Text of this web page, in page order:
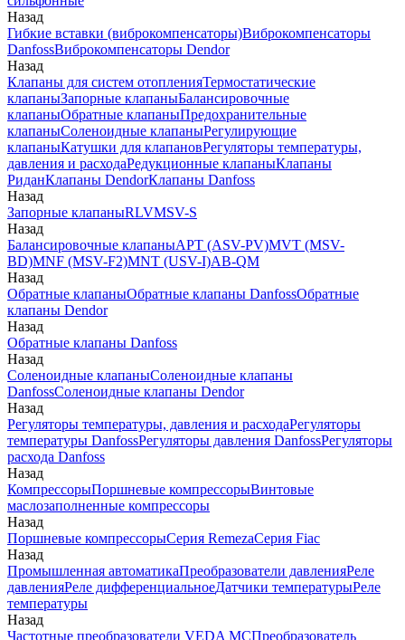
Назад
Гибкие вставки (виброкомпенсаторы)Виброкомпенсаторы
DanfossВиброкомпенсаторы Dendor
Назад
Клапаны для систем отопленияТермостатические
клапаныЗапорные клапаныБалансировочные
клапаныОбратные клапаныПредохранительные
клапаныСоленоидные клапаныРегулирующие
клапаныКатушки для клапановРегуляторы температуры,
давления и расходаРедукционные клапаныКлапаны
РиданКлапаны DendorКлапаны Danfoss
Назад
Запорные клапаныRLVMSV-S
Назад
Балансировочные клапаныAPT (ASV-PV)MVT (MSV-
BD)MNF (MSV-F2)MNT (USV-I)AB-QM
Назад
Обратные клапаныОбратные клапаны DanfossОбратные
клапаны Dendor
Назад
Обратные клапаны Danfoss
Назад
Соленоидные клапаныСоленоидные клапаны
DanfossСоленоидные клапаны Dendor
Назад
Регуляторы температуры, давления и расходаРегуляторы
температуры DanfossРегуляторы давления DanfossРегуляторы
расхода Danfoss
Назад
КомпрессорыПоршневые компрессорыВинтовые
маслозаполненные компрессоры
Назад
Поршневые компрессорыСерия RemezaСерия Fiac
Назад
Промышленная автоматикаПреобразователи давленияРеле
давленияРеле дифференциальноеДатчики температурыРеле
температуры
Назад
Частотные преобразователи VEDA MCПреобразователь